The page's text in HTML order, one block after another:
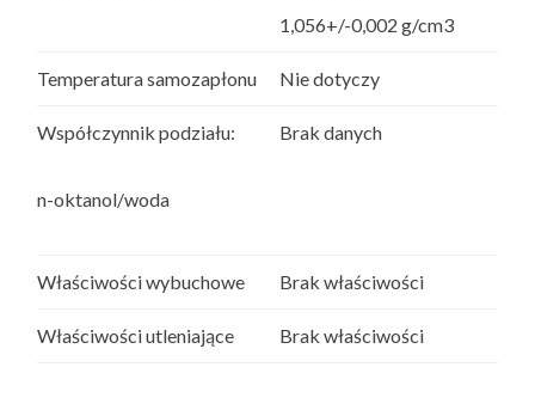
1,056+/-0,002 g/cm3
Temperatura samozapłonu Nie dotyczy
Współczynnik podziału:
n-oktanol/woda
Brak danych
Właściwości wybuchowe Brak właściwości
Właściwości utleniające Brak właściwości